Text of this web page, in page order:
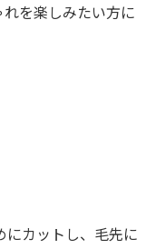
を楽しみたい方に
にカットし、毛先に